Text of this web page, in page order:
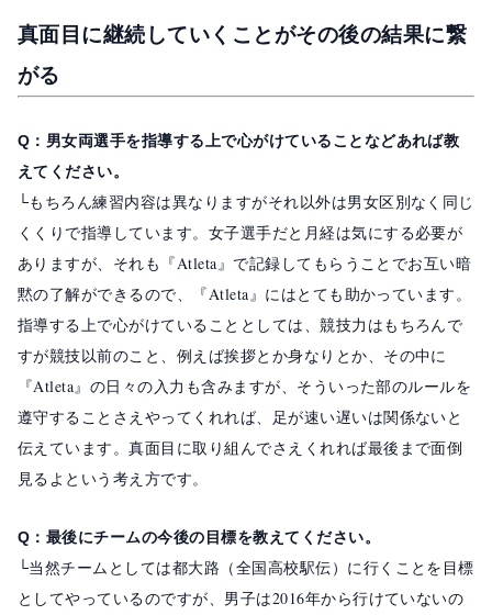
真面目に継続していくことがその後の結果に繋
がる
Q：男女両選手を指導する上で心がけていることなどあれば教
えてください。
└もちろん練習内容は異なりますがそれ以外は男女区別なく同じ
くくりで指導しています。女子選手だと月経は気にする必要が
ありますが、それも『Atleta』で記録してもらうことでお互い暗
黙の了解ができるので、『Atleta』にはとても助かっています。
指導する上で心がけていることとしては、競技力はもちろんで
すが競技以前のこと、例えば挨拶とか身なりとか、その中に
『Atleta』の日々の入力も含みますが、そういった部のルールを
遵守することさえやってくれれば、足が速い遅いは関係ないと
伝えています。真面目に取り組んでさえくれれば最後まで面倒
見るよという考え方です。
Q：最後にチームの今後の目標を教えてください。
└当然チームとしては都大路（全国高校駅伝）に行くことを目標
としてやっているのですが、男子は2016年から行けていないの